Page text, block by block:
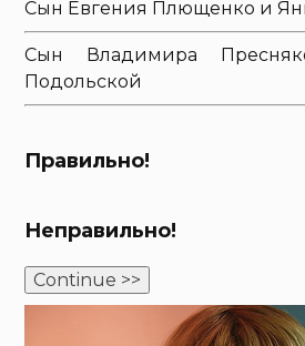
Сын Евгения Плющенко и
Сын Владимира
Подольской
Правильно!
Неправильно!
Continue >>